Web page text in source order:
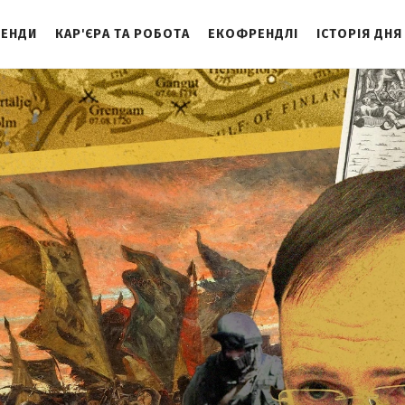
КАР'ЄРА ТА РОБОТА ЕКОФРЕНДЛІ ІСТОРІЯ ДНЯ